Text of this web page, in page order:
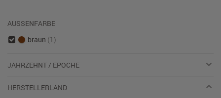
AUSSENFARBE
braun (1)
JAHRZEHNT / EPOCHE
HERSTELLERLAND